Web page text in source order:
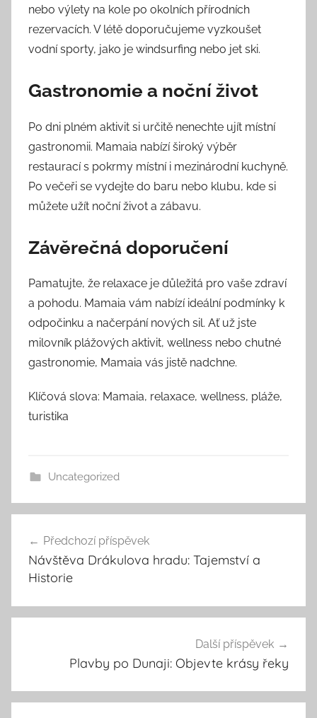
nebo výlety na kole po okolních přírodních
rezervacích. V létě doporučujeme vyzkoušet
vodní sporty, jako je windsurfing nebo jet ski.
Gastronomie a noční život
Po dni plném aktivit si určitě nenechte ujít místní
gastronomii. Mamaia nabízí široký výběr
restaurací s pokrmy místní i mezinárodní kuchyně.
Po večeři se vydejte do baru nebo klubu, kde si
můžete užít noční život a zábavu.
Závěrečná doporučení
Pamatujte, že relaxace je důležitá pro vaše zdraví
a pohodu. Mamaia vám nabízí ideální podmínky k
odpočinku a načerpání nových sil. Ať už jste
milovník plážových aktivit, wellness nebo chutné
gastronomie, Mamaia vás jistě nadchne.
Klíčová slova: Mamaia, relaxace, wellness, pláže,
turistika
Uncategorized
pro
příspěvek
Předchozí příspěvek
Návštěva Drákulova hradu: Tajemství a
Historie
Další příspěvek
Plavby po Dunaji: Objevte krásy řeky